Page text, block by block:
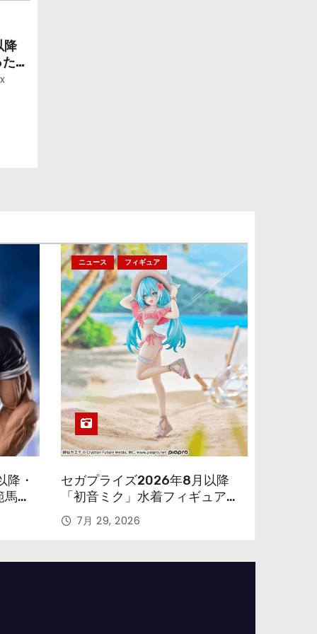
降
ら
」
・
勇
ニュース フィギュア
セガプライズ2026年8月以降
「初音ミク」水着フィギュアが
色味を変えて再登場！
7月 29, 2026